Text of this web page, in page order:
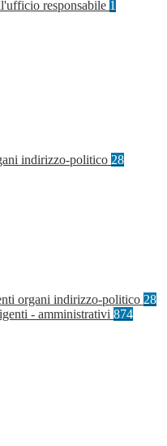
responsabile 1
indirizzo-politico 28
organi indirizzo-politico 28
- amministrativi 874